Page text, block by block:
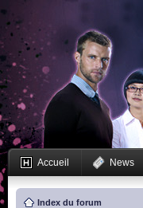
Accueil News
Index du forum